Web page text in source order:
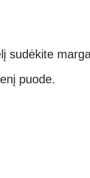
sudėkite
puode.